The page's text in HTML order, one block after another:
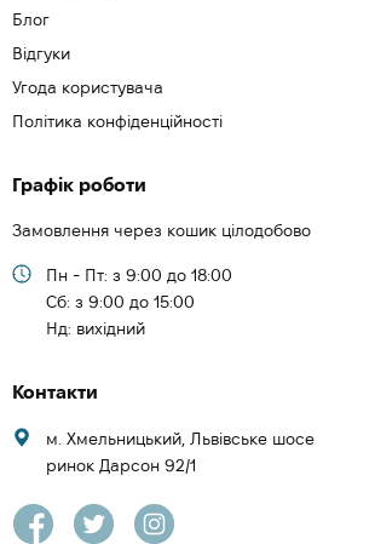
Блог
Відгуки
Угода користувача
Політика конфіденційності
Графік роботи
Замовлення через кошик цілодобово
Пн - Пт: з 9:00 до 18:00
Cб: з 9:00 до 15:00
Нд: вихідний
Контакти
м. Хмельницький, Львівське шосе
ринок Дарсон 92/1